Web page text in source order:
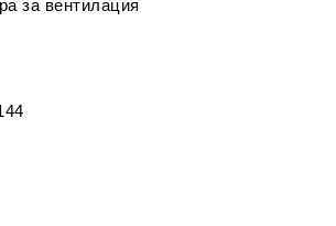
за вентилация